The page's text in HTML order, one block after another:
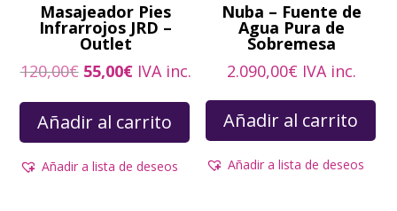
Masajeador Pies
Infrarrojos JRD –
Outlet
120,00€ El
original
era:
120,00€.
55,00€El
actual
es:
55,00€.
IVA inc.
Añadir al carrito
Añadir a lista de deseos
Nuba – Fuente de
Agua Pura de
Sobremesa
2.090,00€ IVA inc.
Añadir al carrito
Añadir a lista de deseos